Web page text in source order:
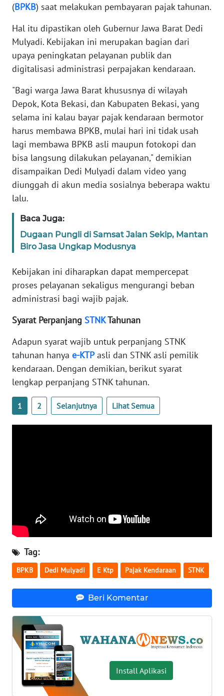
(BPKB) saat melakukan pembayaran pajak tahunan.
Hal itu dipastikan oleh Gubernur Jawa Barat Dedi
Mulyadi. Kebijakan ini merupakan bagian dari
upaya peningkatan pelayanan publik dan
digitalisasi administrasi perpajakan kendaraan.
"Bagi warga Jawa Barat khususnya di wilayah
Depok, Kota Bekasi, dan Kabupaten Bekasi, yang
selama ini kalau bayar pajak kendaraan bermotor
harus membawa BPKB, mulai hari ini tidak usah
lagi membawa BPKB asli maupun fotokopi dan
bisa langsung dilakukan pelayanan," demikian
disampaikan Dedi Mulyadi dalam video yang
diunggah di akun media sosialnya beberapa waktu
lalu.
Baca Juga:
Dugaan Pungli di Samsat Jalan Sekip, Mantan
Biro Jasa Ungkap Modusnya
Kebijakan ini diharapkan dapat mempercepat
proses pelayanan sekaligus mengurangi beban
administrasi bagi wajib pajak.
Syarat Perpanjang STNKTahunan
Adapun syarat wajib untuk perpanjang STNK
tahunan hanya e-KTPasli dan STNK asli pemilik
kendaraan. Dengan demikian, berikut syarat
lengkap perpanjang STNK tahunan.
1 2 Selanjutnya Lihat Semua
Tag:
BPKB Dedi Mulyadi E Ktp Pajak Kendaraan STNK
Beri Komentar
Install Aplikasi
KARIR
DISCLAIMER
Wahana
News
Regional
WN
SUMUT
WN
JAKARTA
WN
JABAR
BANTEN
WN
NTT
KEPRI
WN
PAPUA
PAPUA
BARAT
WN
JAMBI
WN
SULTRA
NTB
WN
SULTENG
WN
SULBAR